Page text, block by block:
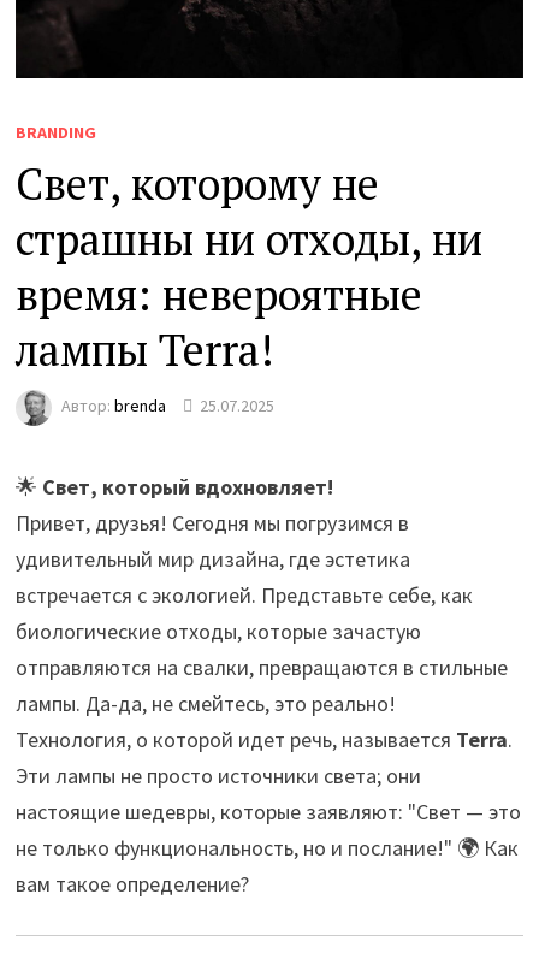
BRANDING
Свет, которому не
страшны ни отходы, ни
время: невероятные
лампы Terra!
Автор:brenda 25.07.2025
🌟 Свет, который вдохновляет!
Привет, друзья! Сегодня мы погрузимся в
удивительный мир дизайна, где эстетика
встречается с экологией. Представьте себе, как
биологические отходы, которые зачастую
отправляются на свалки, превращаются в стильные
лампы. Да-да, не смейтесь, это реально!
Технология, о которой идет речь, называется Terra.
Эти лампы не просто источники света; они
настоящие шедевры, которые заявляют: "Свет — это
не только функциональность, но и послание!" 🌍 Как
вам такое определение?